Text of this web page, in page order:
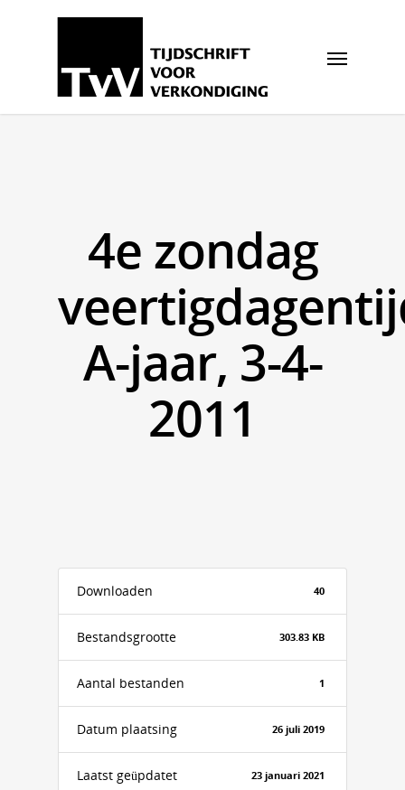
4e zondag
A-jaar, 3-4-
2011
Downloaden 40
Bestandsgrootte 303.83 KB
Aantal bestanden 1
Datum plaatsing 26 juli 2019
Laatst geüpdatet 23 januari 2021